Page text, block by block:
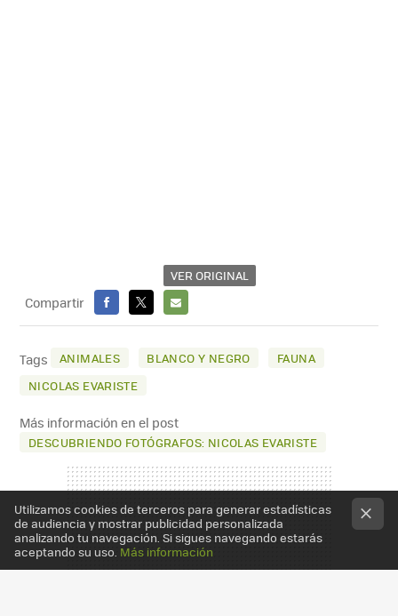
VER ORIGINAL
Compartir
FACEBOOK
X
E-
MAIL
Tags ANIMALES BLANCO Y NEGRO
FAUNA
NICOLAS EVARISTE
Más información en el post
DESCUBRIENDO FOTÓGRAFOS: NICOLAS EVARISTE
Utilizamos cookies de terceros para generar estadísticas
de audiencia y mostrar publicidad personalizada
analizando tu navegación. Si sigues navegando estarás
aceptando su uso. Más información